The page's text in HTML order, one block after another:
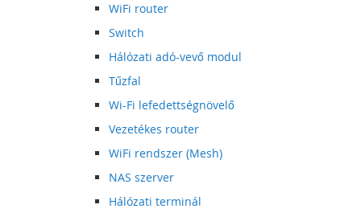
WiFi router
Switch
Hálózati adó-vevő modul
Tűzfal
Wi-Fi lefedettségnövelő
Vezetékes router
WiFi rendszer (Mesh)
NAS szerver
Hálózati terminál